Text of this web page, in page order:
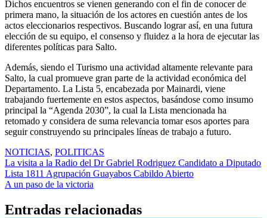
Dichos encuentros se vienen generando con el fin de conocer de
primera mano, la situación de los actores en cuestión antes de los
actos eleccionarios respectivos. Buscando lograr así, en una futura
elección de su equipo, el consenso y fluidez a la hora de ejecutar las
diferentes políticas para Salto.
Además, siendo el Turismo una actividad altamente relevante para
Salto, la cual promueve gran parte de la actividad económica del
Departamento. La Lista 5, encabezada por Mainardi, viene
trabajando fuertemente en estos aspectos, basándose como insumo
principal la “Agenda 2030”, la cual la Lista mencionada ha
retomado y considera de suma relevancia tomar esos aportes para
seguir construyendo su principales líneas de trabajo a futuro.
NOTICIAS, POLITICAS
Navegación
de
La visita a la Radio del Dr Gabriel Rodriguez Candidato a Diputado
Lista 1811 Agrupación Guayabos Cabildo Abierto
A un paso de la victoria
Entradas relacionadas